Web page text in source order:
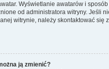
Wyświetlanie awatarów i sposób
od administratora witryny. Jeśli
witrynie, należy skontaktować się
ją zmienić?